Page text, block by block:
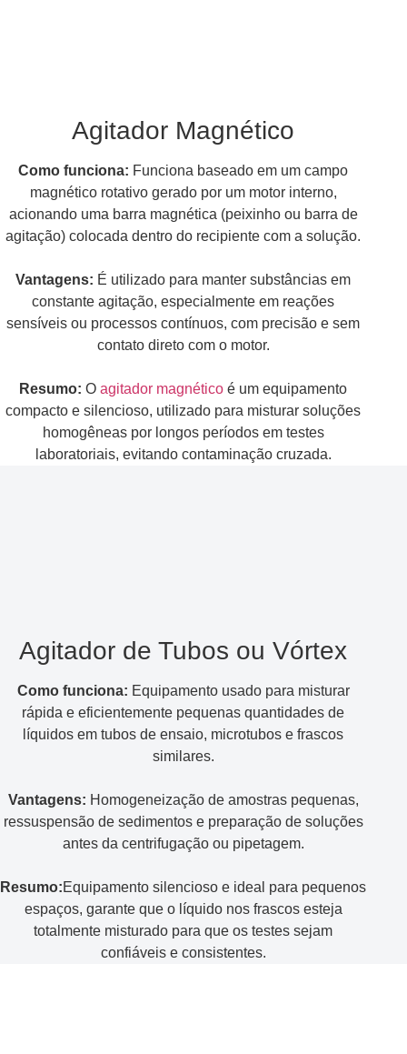
Agitador Magnético
Como funciona: Funciona baseado em um campo
magnético rotativo gerado por um motor interno,
acionando uma barra magnética (peixinho ou barra de
agitação) colocada dentro do recipiente com a solução.
Vantagens: É utilizado para manter substâncias em
constante agitação, especialmente em reações
sensíveis ou processos contínuos, com precisão e sem
contato direto com o motor.
Resumo:Oagitador magnéticoé um equipamento
compacto e silencioso, utilizado para misturar soluções
homogêneas por longos períodos em testes
laboratoriais, evitando contaminação cruzada.
Agitador de Tubos ou Vórtex
Como funciona: Equipamento usado para misturar
rápida e eficientemente pequenas quantidades de
líquidos em tubos de ensaio, microtubos e frascos
similares.
Vantagens: Homogeneização de amostras pequenas,
ressuspensão de sedimentos e preparação de soluções
antes da centrifugação ou pipetagem.
Resumo:Equipamento silencioso e ideal para pequenos
espaços, garante que o líquido nos frascos esteja
totalmente misturado para que os testes sejam
confiáveis e consistentes.